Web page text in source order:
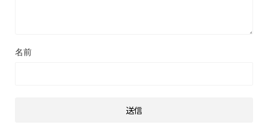
名前